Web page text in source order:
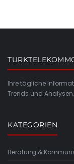
Ihre tägliche
Trends und Analysen.
KATEGORIEN
Beratung &